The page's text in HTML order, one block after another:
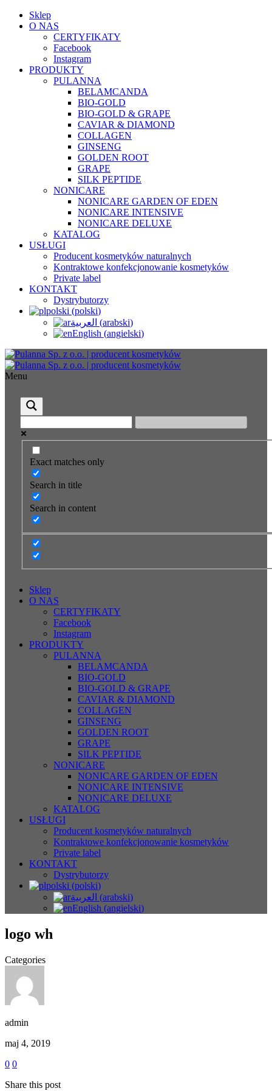
Sklep
O NAS
CERTYFIKATY
Facebook
Instagram
PRODUKTY
PULANNA
BELAMCANDA
BIO-GOLD
BIO-GOLD & GRAPE
CAVIAR & DIAMOND
COLLAGEN
GINSENG
GOLDEN ROOT
GRAPE
SILK PEPTIDE
NONICARE
NONICARE GARDEN OF EDEN
NONICARE INTENSIVE
NONICARE DELUXE
KATALOG
USŁUGI
Producent kosmetyków naturalnych
Kontraktowe konfekcjonowanie kosmetyków
Private label
KONTAKT
Dystrybutorzy
polski (polski)
العربية (arabski)
English (angielski)
Menu
Exact matches only
Search in title
Search in content
Sklep
O NAS
CERTYFIKATY
Facebook
Instagram
PRODUKTY
PULANNA
BELAMCANDA
BIO-GOLD
BIO-GOLD & GRAPE
CAVIAR & DIAMOND
COLLAGEN
GINSENG
GOLDEN ROOT
GRAPE
SILK PEPTIDE
NONICARE
NONICARE GARDEN OF EDEN
NONICARE INTENSIVE
NONICARE DELUXE
KATALOG
USŁUGI
Producent kosmetyków naturalnych
Kontraktowe konfekcjonowanie kosmetyków
Private label
KONTAKT
Dystrybutorzy
polski (polski)
العربية (arabski)
English (angielski)
logo wh
Categories
admin
maj 4, 2019
0 0
Share this post